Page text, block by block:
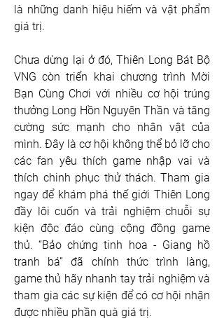
là những danh hiệu hiếm và vật phẩm
giá trị.
Chưa dừng lại ở đó, Thiên Long Bát Bộ
VNG còn triển khai chương trình Mời
Bạn Cùng Chơi với nhiều cơ hội trúng
thưởng Long Hồn Nguyên Thần và tăng
cường sức mạnh cho nhân vật của
mình. Đây là cơ hội không thể bỏ lỡ cho
các fan yêu thích game nhập vai và
thích chinh phục thử thách. Tham gia
ngay để khám phá thế giới Thiên Long
đầy lôi cuốn và trải nghiệm chuỗi sự
kiện độc đáo cùng cộng đồng game
thủ. “Bảo chứng tinh hoa - Giang hồ
tranh bá” đã chính thức trình làng,
game thủ hãy nhanh tay trải nghiệm và
tham gia các sự kiện để có cơ hội nhận
được nhiều phần quà giá trị.